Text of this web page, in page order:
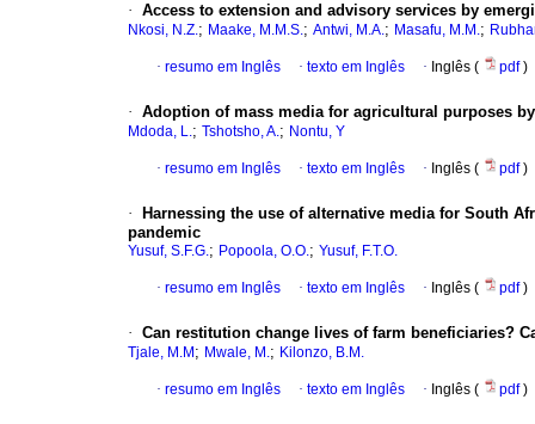
· Access to extension and advisory services by
Nkosi, N.Z.; Maake, M.M.S.; Antwi, M.A.; Masafu, M.M.;
· resumo em Inglês · texto em Inglês · Inglês ( pdf)
· Adoption of mass media for agricultural purposes
Mdoda, L.; Tshotsho, A.; Nontu, Y
· resumo em Inglês · texto em Inglês · Inglês ( pdf)
·
Harnessing the use of alternative media for South
pandemic
Yusuf, S.F.G.; Popoola, O.O.; Yusuf, F.T.O.
· resumo em Inglês · texto em Inglês · Inglês ( pdf)
· Can restitution change lives of farm beneficiaries?
Tjale, M.M ; Mwale, M.; Kilonzo, B.M.
· resumo em Inglês · texto em Inglês · Inglês ( pdf)